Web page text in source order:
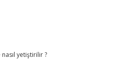
yetiştirilir ?